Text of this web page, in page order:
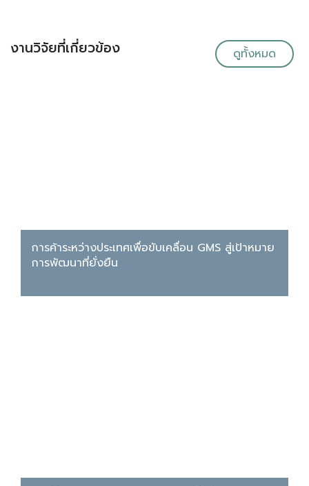
งานวิจัยที่เกี่ยวข้อง ดูทั้งหมด
การค้าระหว่างประเทศเพื่อขับเคลื่อน GMS สู่เป้าหมาย
การพัฒนาที่ยั่งยืน